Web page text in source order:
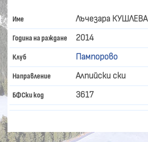
Име Лъчезара КУШЛЕВА
Година на раждане 2014
Клуб Пампорово
Направление Алпийски ски
БФСки код 3617